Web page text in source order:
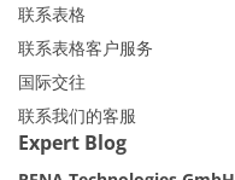
联系表格
联系表格客户服务
国际交往
联系我们的客服
Expert Blog